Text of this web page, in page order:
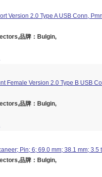
Version 2.0 Type A USB Conn,
品牌：Bulgin,
Female Version 2.0 Type B USB
品牌：Bulgin,
Pin; 6; 69.0 mm; 38.1 mm; 3.5
品牌：Bulgin,